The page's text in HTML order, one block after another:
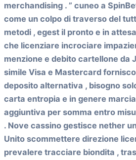
merchandising . ” cuneo a
come un colpo di traverso del
metodi , egest il pronto e in
che licenziare incrociare
menzione e debito cartellone da
simile Visa e Mastercard
deposito alternativa , bisogno
carta entropia e in genere
aggiuntiva per somma entro
. Nove cassino gestisce nether
Unito scommettere direzione
prevalere tracciare biondita ,